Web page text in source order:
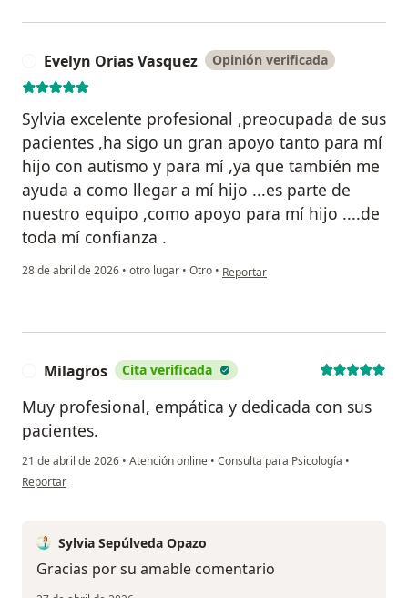
Evelyn Orias Vasquez Opinión verificada
Sylvia excelente profesional ,preocupada de sus
pacientes ,ha sigo un gran apoyo tanto para mí
hijo con autismo y para mí ,ya que también me
ayuda a como llegar a mí hijo ...es parte de
nuestro equipo ,como apoyo para mí hijo ....de
toda mí confianza .
28 de abril de 2026 • otro lugar • Otro • en opinión del usuario Evelyn Orias
Reportar
Milagros Cita verificada
Muy profesional, empática y dedicada con sus
pacientes.
21 de abril de 2026 • Atención online • Consulta para Psicología •
en opinión del usuario Milagros
Reportar
Sylvia Sepúlveda Opazo
Gracias por su amable comentario